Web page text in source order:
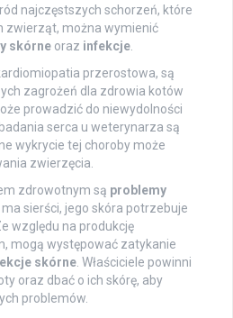
najczęstszych schorzeń, które
zwierząt, można wymienić
skórne oraz infekcje
przerostowa, są
zagrożeń dla zdrowia kotów
prowadzić do niewydolności
serca u weterynarza są
wykrycie tej choroby może
zwierzęcia.
zdrowotnym są problemy
ma sierści, jego skóra potrzebuje
względu na produkcję
mogą występować zatykanie
skórne . Właściciele powinni
oraz dbać o ich skórę, aby
problemów.